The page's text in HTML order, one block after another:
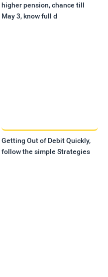
higher pension, chance till
May 3, know full d
Getting Out of Debit Quickly,
follow the simple Strategies